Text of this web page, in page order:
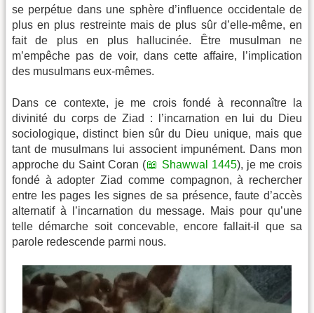
se perpétue dans une sphère d’influence occidentale de
plus en plus restreinte mais de plus sûr d’elle-même, en
fait de plus en plus hallucinée. Être musulman ne
m’empêche pas de voir, dans cette affaire, l’implication
des musulmans eux-mêmes.
Dans ce contexte, je me crois fondé à reconnaître la
divinité du corps de Ziad : l’incarnation en lui du Dieu
sociologique, distinct bien sûr du Dieu unique, mais que
tant de musulmans lui associent impunément. Dans mon
approche du Saint Coran (📖 Shawwal 1445), je me crois
fondé à adopter Ziad comme compagnon, à rechercher
entre les pages les signes de sa présence, faute d’accès
alternatif à l’incarnation du message. Mais pour qu’une
telle démarche soit concevable, encore fallait-il que sa
parole redescende parmi nous.